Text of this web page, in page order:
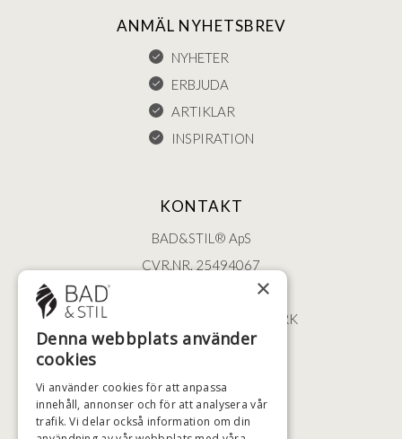
ANMÄL NYHETSBREV
NYHETER
ERBJUDA
ARTIKLAR
INSPIRATION
KONTAKT
BAD&STIL® ApS
CVR.NR. 25494067
ØSTERBROGADE 202
2100 KØBENHAVN • DANMARK
+46 (0)79 008 12 60
×
Denna webbplats använder
cookies
Vi använder cookies för att anpassa
innehåll, annonser och för att analysera vår
trafik. Vi delar också information om din